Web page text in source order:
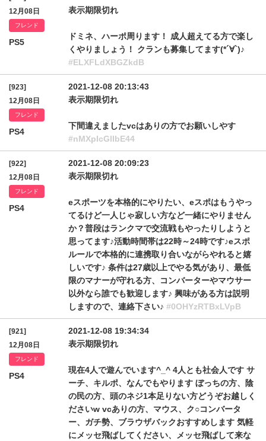
12月08日
フレンド
PS5
表示期限切れ
ドミネ、ハーポ周ります！ 成人超えてる方で楽し
くやりましょう！ クランも募集してます(*´∀`)♪
#ELXFLdXBGZkdB
[923]
12月08日
フレンド
PS4
2021-12-08 20:13:43
表示期限切れ
下間違えましたvcはありの方でお願いしやす
#nMXpIcGlIbE44
[922]
12月08日
フレンド
PS4
2021-12-08 20:09:23
表示期限切れ
eスポーツを本格的にやりたい、eスポはもうやっ
てるけど一人じゃ寂しい方など一緒にやりません
か？普段はランクマで交流戦もやったりしようと
思ってます♪活動時間帯は22時～24時です♪eスポ
ルールで本格的に連携取り合いながらやれると嬉
しいです♪ 条件は27歳以上でやる気があり、最低
限のマナーが守れる方、コンバーターやマウサー
以外なら誰でも歓迎します♪ 興味がある方は説明
しますので、連絡下さい♪ #0OHYzRTBxLVpB
[921]
12月08日
フレンド
PS4
2021-12-08 19:34:34
表示期限切れ
現在4人で遊んでいます^_^ 4人とも社会人です サ
ーチ、キルポ、なんでもやります ぼっちの方、陰
の民の方、頭のネジ1本足りない方どうぞお越しく
ださいw vcありの方、マウス、ク○コンバータ
ー、ガチ勢、ブラウザバックおすすめします 気軽
にメッセ飛ばしてください、メッセ飛ばして来な